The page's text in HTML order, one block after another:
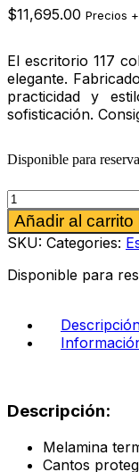
$11,695.00 Precios
El escritorio 117
elegante.
practicidad y
sofisticación.
Disponible para reserva
Escritorio
117
color
nogal
cantidad
Añadir al carrito
SKU: Categories:
Disponible para
Descripción:
Melamina
Cantos